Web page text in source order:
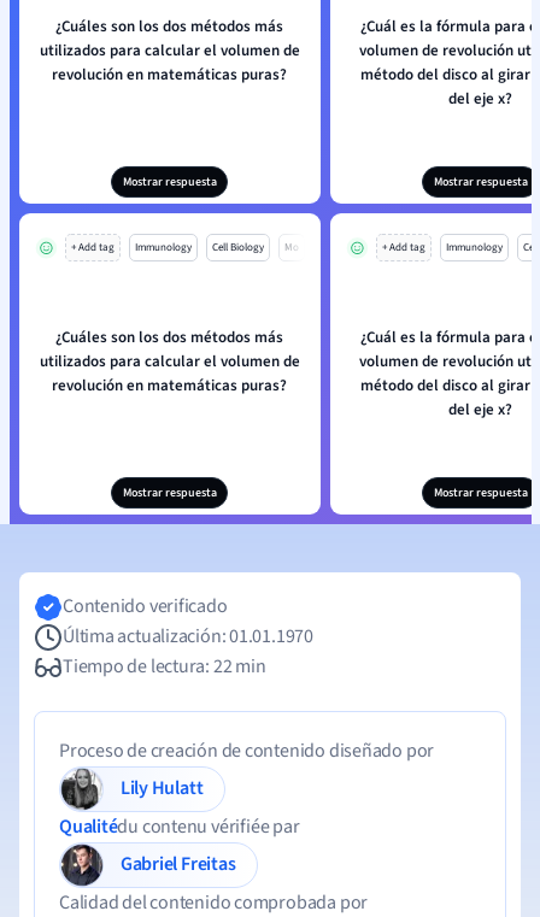
¿Cuáles son los dos métodos más
utilizados para calcular el volumen de
revolución en matemáticas puras?
Mostrar respuesta
¿Cuál es la fórmula para
volumen de revolución
método del disco al girar
del eje x?
Mostrar respuesta
+ Add tag Immunology Cell Biology Mo
¿Cuáles son los dos métodos más
utilizados para calcular el volumen de
revolución en matemáticas puras?
Mostrar respuesta
+ Add tag Immunology
¿Cuál es la fórmula para
volumen de revolución
método del disco al girar
del eje x?
Mostrar respuesta
Contenido verificado
Última actualización: 01.01.1970
Tiempo de lectura: 22 min
Proceso de creación de contenido diseñado por
Lily Hulatt
Qualitédu contenu vérifiée par
Gabriel Freitas
Calidad del contenido comprobada por